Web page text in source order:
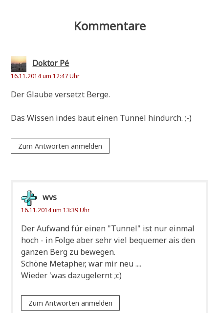
Kommentare
Doktor Pé
16.11.2014 um 12:47 Uhr
Der Glau­be ver­setzt Berge.
Das Wis­sen indes baut einen Tun­nel hindurch. ;-)
Zum Antworten anmelden
wvs
16.11.2014 um 13:39 Uhr
Der Auf­wand für einen "Tun­nel" ist nur ein­mal
hoch - in Fol­ge aber sehr viel beque­mer ais den
gan­zen Berg zu bewegen.
Schö­ne Meta­pher, war mir neu ....
Wie­der 'was dazu­ge­lernt ;c)
Zum Antworten anmelden